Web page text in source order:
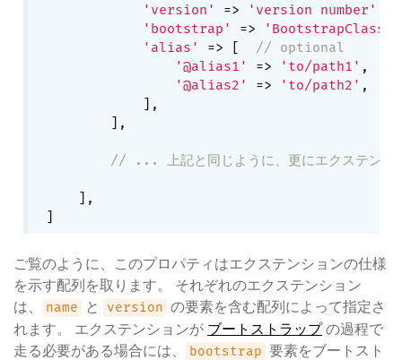
'version'
=> 'version number'
'bootstrap'
=>
'alias'
=> [ // optional
'@alias1'
=> 'to/path1' ,
'@alias2'
=> 'to/path2' ,
            ],
        ],
// ... 上記と同じように、更にエクステン
    ],
ご覧のように、このプロパティはエクステンションの仕様
を示す配列を取ります。 それぞれのエクステンション
は、
name と version の要素を含む配列によって指定さ
れます。 エクステンションが ブートストラップの過程で
走る必要がある場合には、
bootstrap 要素をブートスト